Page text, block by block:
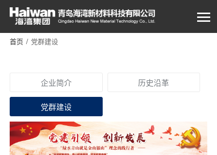
首页 / 党群建设
企业简介 历史沿革
党群建设